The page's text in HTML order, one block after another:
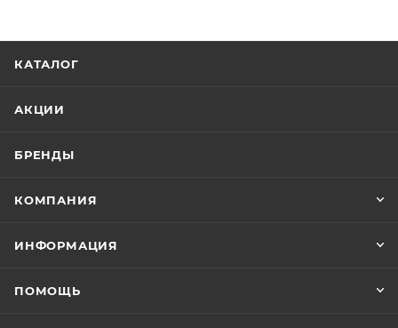
КАТАЛОГ
АКЦИИ
БРЕНДЫ
КОМПАНИЯ
ИНФОРМАЦИЯ
ПОМОЩЬ